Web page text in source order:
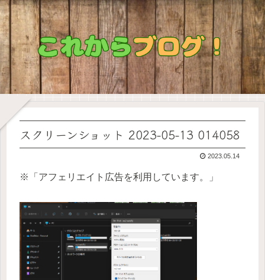
スクリーンショット 2023-05-13 014058
2023.05.14
※「アフェリエイト広告を利用しています。」